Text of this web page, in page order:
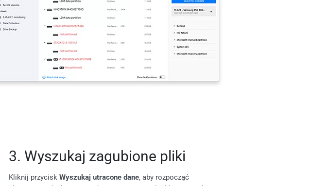
3. Wyszukaj zagubione pliki
Kliknij przycisk Wyszukaj utracone dane, aby rozpocząć